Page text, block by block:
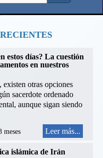
estos días? La cuestión
en nuestros
otras opciones
sacerdote ordenado
aunque sigan siendo
meses Leer más...
islámica de Irán